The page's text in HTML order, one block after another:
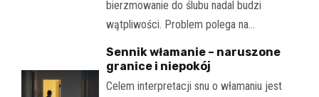
bierzmowanie do ślubu nadal budzi
wątpliwości. Problem polega na…
Sennik włamanie – naruszone
granice i niepokój
Celem interpretacji snu o włamaniu jest